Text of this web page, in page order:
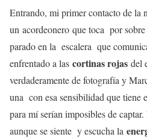
Entrando, mi primer contacto de la
un acordeonero que toca por
parado en la escalera que
enfrentado a las cortinas rojas del
verdaderamente de fotografía y
una con esa sensibilidad que tiene
para mí serían imposibles de
aunque se siente y escucha la